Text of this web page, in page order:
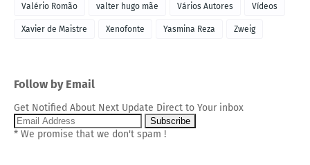
Valério Romão valter hugo mãe Vários Autores Vídeos
Xavier de Maistre Xenofonte Yasmina Reza Zweig
Follow by Email
Get Notified About Next Update Direct to Your inbox
* We promise that we don't spam !